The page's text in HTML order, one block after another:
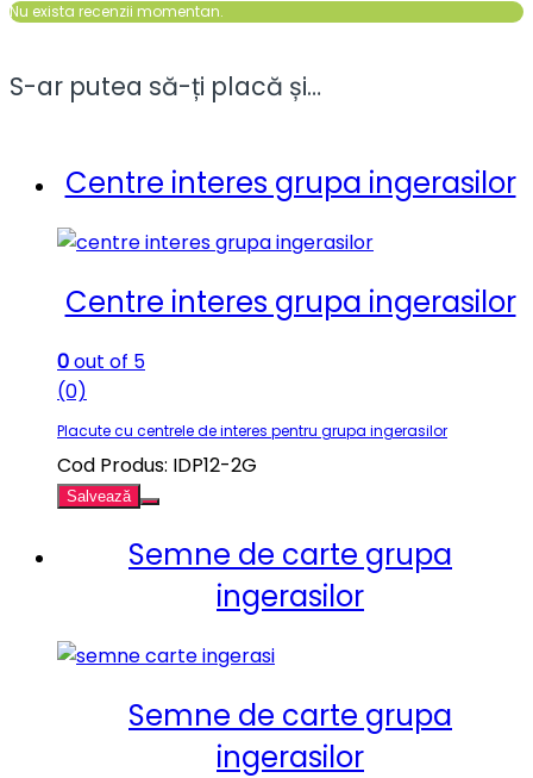
Nu exista recenzii momentan.
S-ar putea să-ți placă și…
Centre interes grupa ingerasilor
Centre interes grupa ingerasilor
0out of 5
(0)
Placute cu centrele de interes pentru grupa ingerasilor
Cod Produs: IDP12-2G
Salvează
Semne de carte grupa
ingerasilor
Semne de carte grupa
ingerasilor